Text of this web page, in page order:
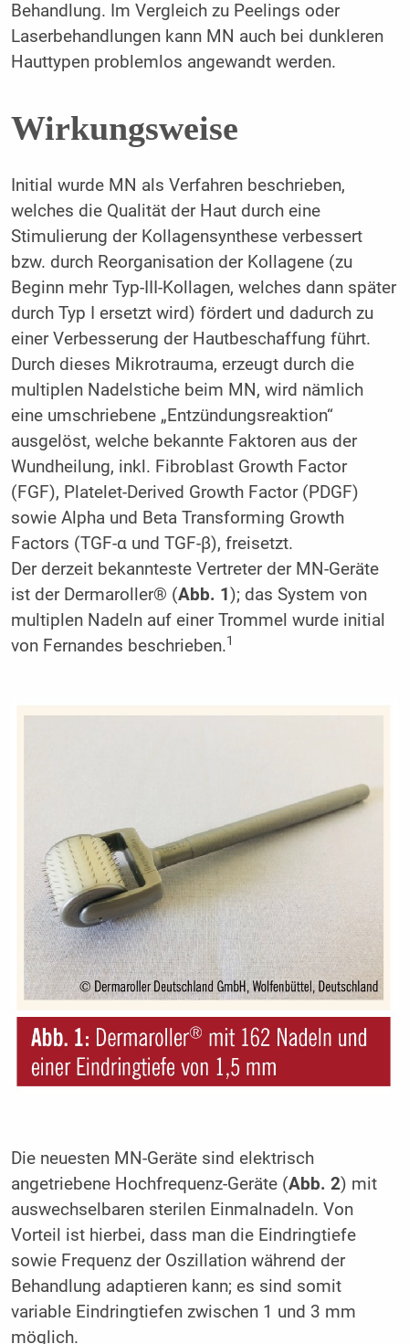
Behandlung. Im Vergleich zu Peelings oder
Laserbehandlungen kann MN auch bei dunkleren
Hauttypen problemlos angewandt werden.
Wirkungsweise
Initial wurde MN als Verfahren beschrieben,
welches die Qualität der Haut durch eine
Stimulierung der Kollagensynthese verbessert
bzw. durch Reorganisation der Kollagene (zu
Beginn mehr Typ-III-Kollagen, welches dann später
durch Typ I ersetzt wird) fördert und dadurch zu
einer Verbesserung der Hautbeschaffung führt.
Durch dieses Mikrotrauma, erzeugt durch die
multiplen Nadelstiche beim MN, wird nämlich
eine umschriebene „Entzündungsreaktion“
ausgelöst, welche bekannte Faktoren aus der
Wundheilung, inkl. Fibroblast Growth Factor
(FGF), Platelet-Derived Growth Factor (PDGF)
sowie Alpha und Beta Transforming Growth
Factors (TGF-α und TGF-β), freisetzt.
Der derzeit bekannteste Vertreter der MN-Geräte
ist der Dermaroller® (Abb. 1); das System von
multiplen Nadeln auf einer Trommel wurde initial
von Fernandes beschrieben.1
Die neuesten MN-Geräte sind elektrisch
angetriebene Hochfrequenz-Geräte (Abb. 2) mit
auswechselbaren sterilen Einmalnadeln. Von
Vorteil ist hierbei, dass man die Eindringtiefe
sowie Frequenz der Oszillation während der
Behandlung adaptieren kann; es sind somit
variable Eindringtiefen zwischen 1 und 3 mm
möglich.